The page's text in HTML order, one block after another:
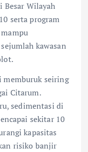
Besar Wilayah
serta program
kawasan
memburuk seiring
Citarum.
sedimentasi di
sekitar 10
kapasitas
risiko banjir